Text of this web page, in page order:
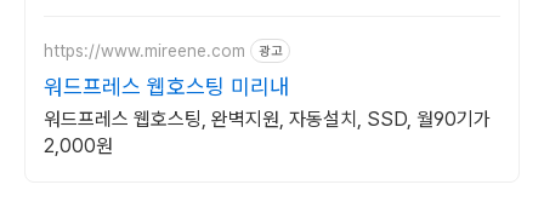
https://www.mireene.com 광고
워드프레스 웹호스팅 미리내
워드프레스 웹호스팅, 완벽지원, 자동설치, SSD, 월90기가
2,000원